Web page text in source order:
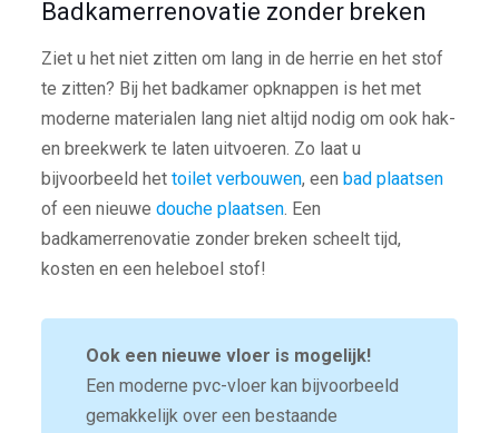
Badkamerrenovatie zonder breken
Ziet u het niet zitten om lang in de herrie en het stof
te zitten? Bij het badkamer opknappen is het met
moderne materialen lang niet altijd nodig om ook hak-
en breekwerk te laten uitvoeren. Zo laat u
bijvoorbeeld het toilet verbouwen, een bad plaatsen
of een nieuwe douche plaatsen. Een
badkamerrenovatie zonder breken scheelt tijd,
kosten en een heleboel stof!
Ook een nieuwe vloer is mogelijk!
Een moderne pvc-vloer kan bijvoorbeeld
gemakkelijk over een bestaande